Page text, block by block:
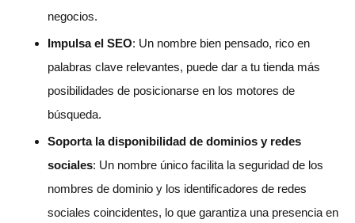
negocios.
Impulsa el SEO: Un nombre bien pensado, rico en
palabras clave relevantes, puede dar a tu tienda más
posibilidades de posicionarse en los motores de
búsqueda.
Soporta la disponibilidad de dominios y redes
sociales: Un nombre único facilita la seguridad de los
nombres de dominio y los identificadores de redes
sociales coincidentes, lo que garantiza una presencia en